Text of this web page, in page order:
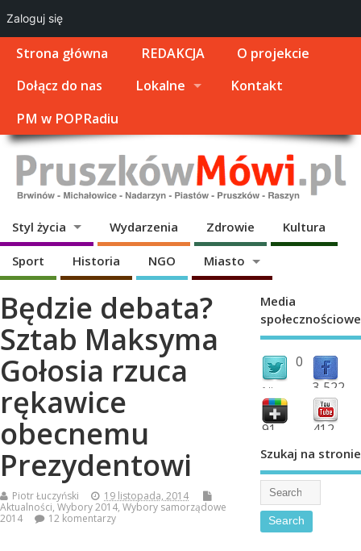
Strona główna REDAKCJA
O projekcie
Dołącz do nas
Lokalne
Kontakt
PM w POPRadiu
Styl życia Wydarzenia Zdrowie Kultura
Sport Historia NGO Miasto
Będzie debata?
Sztab Maksyma
Gołosia rzuca
rękawice
obecnemu
Prezydentowi
Piotr Łuczyński
19 listopada, 2014
Aktualności, Wybory 2014, Wybory samorządowe
2014
12 komentarzy
Media
społecznościowe
0
followers 3,522
fans
91 412
Szukaj na stronie
Zaloguj się